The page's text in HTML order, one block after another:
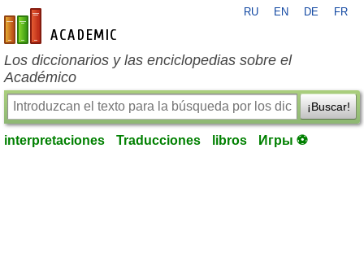
es-academic.com
RU EN DE FR
Los diccionarios y las enciclopedias sobre el
Académico
¡Buscar!
interpretaciones Traducciones libros Игры ⚽